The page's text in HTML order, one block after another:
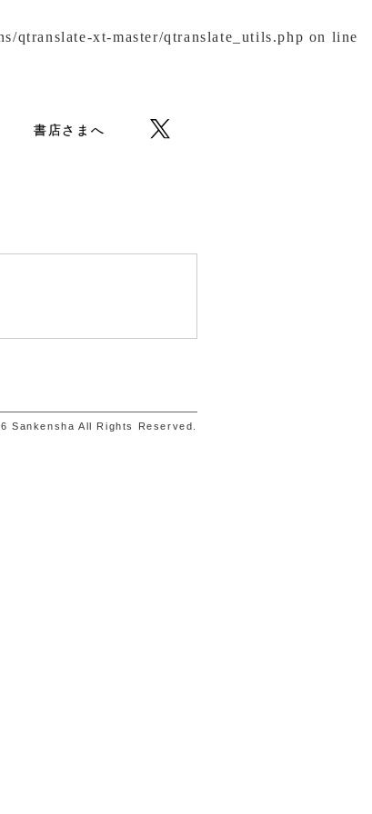
qtranslate-xt-master/qtranslate_utils.php on line
書店さまへ
Sankensha All Rights Reserved.